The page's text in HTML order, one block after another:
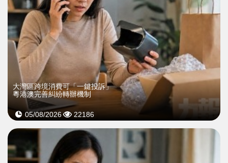
大灣區跨境消費可「一鍵投訴」
粵港澳完善糾紛轉辦機制
05/08/2026 22186